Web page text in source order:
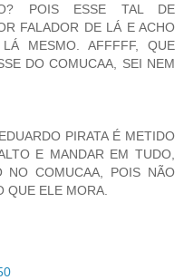
POIS ESSE TAL DE
FALADOR DE LÁ E ACHO
MESMO. AFFFFF, QUE
DO COMUCAA, SEI NEM
PIRATA É METIDO
E MANDAR EM TUDO,
NO COMUCAA, POIS NÃO
QUE ELE MORA.